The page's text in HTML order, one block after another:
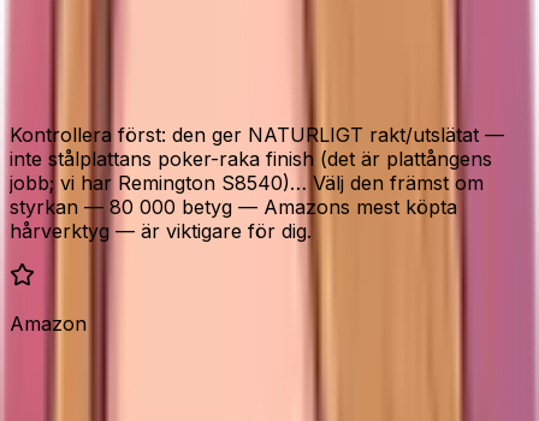
Kontrollera först: den ger NATURLIGT rakt/utslätat —
inte stålplattans poker-raka finish (det är plattångens
jobb; vi har Remington S8540)… Välj den främst om
styrkan — 80 000 betyg — Amazons mest köpta
hårverktyg — är viktigare för dig.
Amazon